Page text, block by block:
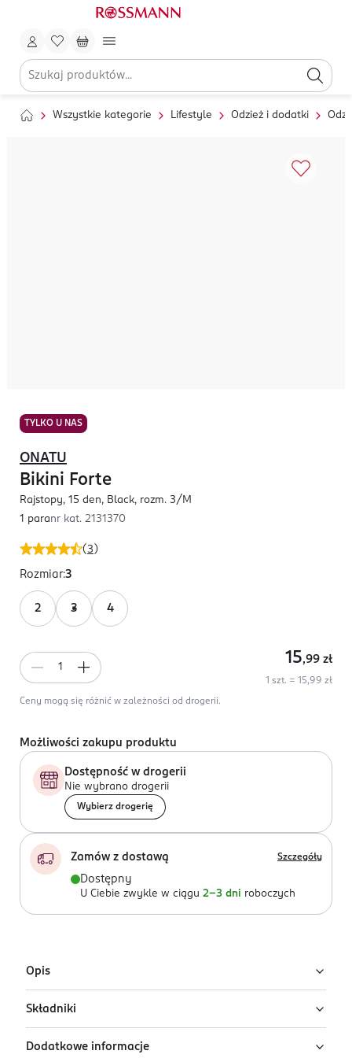
Wszystkie kategorie Lifestyle Odzież i dodatki
TYLKO U NAS
(3 )
ONATU
Bikini Forte
Rajstopy, 15 den, Black, rozm. 3/M
1 paranr kat. 2131370
Rozmiar:3
2 3 4
15,99 zł
1 szt. = 15,99 zł
Ceny mogą się różnić w zależności od drogerii.
Możliwości zakupu produktu
Dostępność w drogerii
Nie wybrano drogerii
Wybierz drogerię
Zamów z dostawą Szczegóły
Dostępny
U Ciebie zwykle w ciągu 2-3 dni roboczych
Opis
Czarne rajstopy 15 den Onatu Bikini Forte,
rozmiar 3 (M)
Składniki
90% poliamid, 10% elastan
Dodatkowe informacje